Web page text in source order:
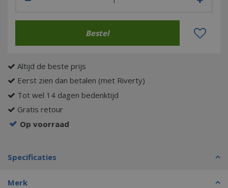
Altijd de beste prijs
Eerst zien dan betalen (met Riverty)
Tot wel 14 dagen bedenktijd
Gratis retour
Op voorraad
Specificaties
Merk